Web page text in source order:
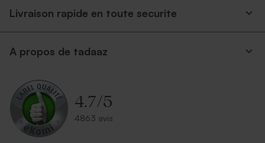
Livraison rapide en toute securite
A propos de tadaaz
4.7/5
4863 avis